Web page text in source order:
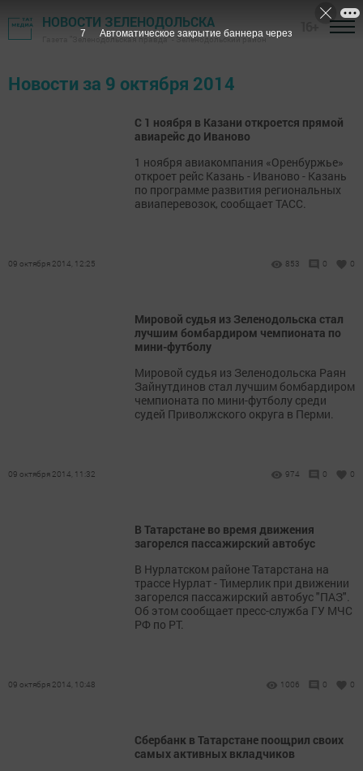
НОВОСТИ ЗЕЛЕНОДОЛЬСКА
Газета "Зеленодольская правда" - Зеленодольский район
Новости за 9 октября 2014
С 1 ноября в Казани откроется прямой
авиарейс до Иваново
1 ноября авиакомпания «Оренбуржье»
откроет рейс Казань - Иваново - Казань
по программе развития региональных
авиаперевозок, сообщает ТАСС.
09 октября 2014, 12:25 853 0 0
Мировой судья из Зеленодольска стал
лучшим бомбардиром чемпионата по
мини-футболу
Мировой судья из Зеленодольска Раян
Зайнутдинов стал лучшим бомбардиром
чемпионата по мини-футболу среди
судей Приволжского округа в Перми.
09 октября 2014, 11:32 974 0 0
В Татарстане во время движения
загорелся пассажирский автобус
В Нурлатском районе Татарстана на
трассе Нурлат - Тимерлик при движении
загорелся пассажирский автобус "ПАЗ".
Об этом сообщает пресс-служба ГУ МЧС
РФ по РТ.
09 октября 2014, 10:48 1006 0 0
Сбербанк в Татарстане поощрил своих
самых активных вкладчиков
7 Автоматическое закрытие баннера через